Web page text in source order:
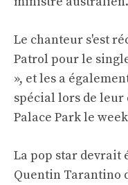
Le chanteur s'est
Patrol pour le
», et les a
spécial lors de leur
Palace Park le
La pop star devrait
Quentin Tarantino